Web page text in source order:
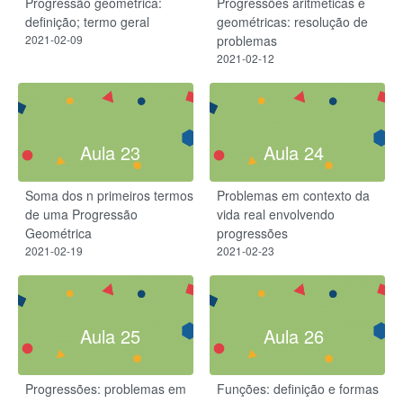
definição; termo geral
2021-02-09
geométricas: resolução de
problemas
2021-02-12
Aula 23
Soma dos n primeiros termos
de uma Progressão
Geométrica
2021-02-19
Aula 24
Problemas em contexto da
vida real envolvendo
progressões
2021-02-23
Aula 25
Progressões: problemas em
Aula 26
Funções: definição e formas